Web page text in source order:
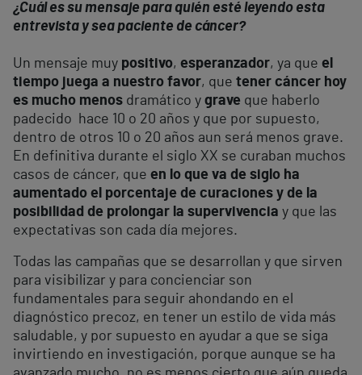
¿Cuál es su mensaje para quién esté leyendo esta
entrevista y seapaciente de cáncer?
Un mensaje muy positivo, esperanzador, ya que el
tiempo juega a nuestro favor, que tener cáncer hoy
es mucho menos dramático y grave que haberlo
padecido hace 10 o 20 años y que por supuesto,
dentro de otros 10 o 20 años aun será menos grave.
En definitiva durante el siglo XX se curaban muchos
casos de cáncer, que en lo que va de siglo ha
aumentado el porcentaje de curaciones y de la
posibilidad de prolongar la supervivencia y que las
expectativas son cada día mejores.
Todas las campañas que se desarrollan y que sirven
para visibilizar y para concienciar son
fundamentales para seguir ahondando en el
diagnóstico precoz, en tener un estilo de vida más
saludable, y por supuesto en ayudar a que se siga
invirtiendo en investigación, porque aunque se ha